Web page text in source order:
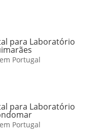
para Laboratório
Portugal
para Laboratório
Portugal